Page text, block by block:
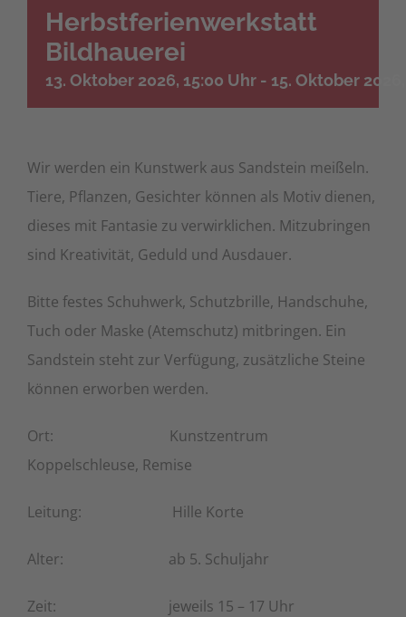
Herbstferienwerkstatt
Bildhauerei
13. Oktober 2026, 15:00 Uhr - 15. Oktober
Wir werden ein Kunstwerk aus Sandstein meißeln.
Tiere, Pflanzen, Gesichter können als Motiv dienen,
dieses mit Fantasie zu verwirklichen. Mitzubringen
sind Kreativität, Geduld und Ausdauer.
Bitte festes Schuhwerk, Schutzbrille, Handschuhe,
Tuch oder Maske (Atemschutz) mitbringen. Ein
Sandstein steht zur Verfügung, zusätzliche Steine
können erworben werden.
Ort: Kunstzentrum
Koppelschleuse, Remise
Leitung: Hille Korte
Alter: ab 5. Schuljahr
Zeit: jeweils 15 – 17 Uhr